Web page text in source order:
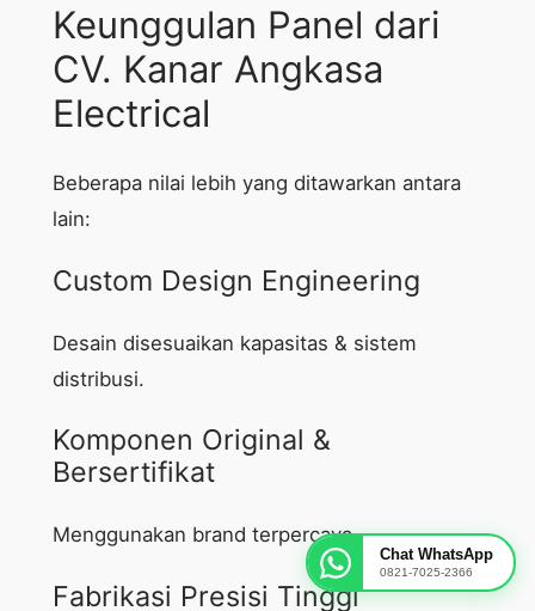
Chat WhatsApp
0821-7025-2366
Keunggulan Panel dari
CV. Kanar Angkasa
Electrical
Beberapa nilai lebih yang ditawarkan antara
lain:
Custom Design Engineering
Desain disesuaikan kapasitas & sistem
distribusi.
Komponen Original &
Bersertifikat
Menggunakan brand terpercaya.
Fabrikasi Presisi Tinggi